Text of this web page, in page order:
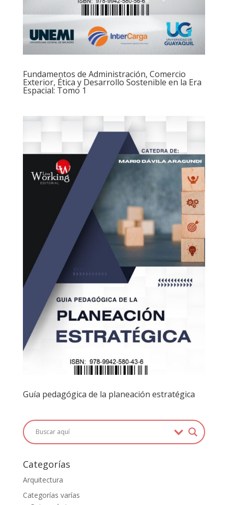
Fundamentos de Administración, Comercio
Exterior, Ética y Desarrollo Sostenible en la Era
Espacial: Tomo 1
Guía pedagógica de la planeación estratégica
Categorías
Arquitectura
Categorías varías